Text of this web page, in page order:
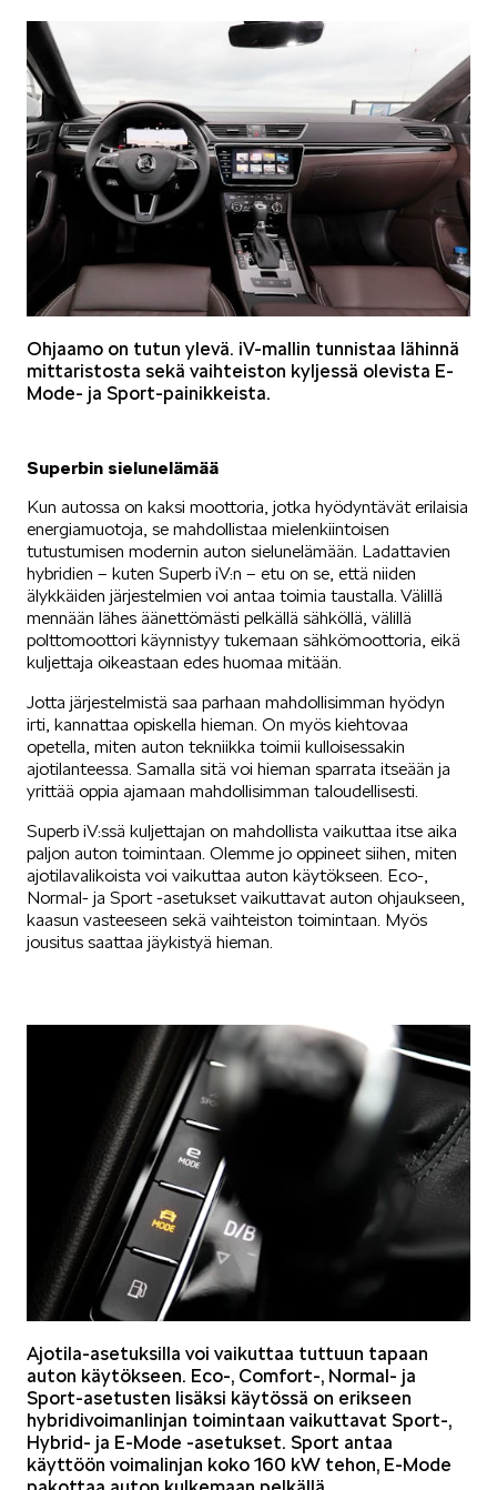
ŠKODA 130 VUOTTA
SPONSOROINTI & YHTEISTYÖ
KLASSIKOT
RALLI
FABIA
OCTAVIA
Ohjaamo on tutun ylevä. iV-mallin tunnistaa lähinnä
mittaristosta sekä vaihteiston kyljessä olevista E-
Mode- ja Sport-painikkeista.
Superbin sielunelämää
Kun autossa on kaksi moottoria, jotka hyödyntävät erilaisia
energiamuotoja, se mahdollistaa mielenkiintoisen
tutustumisen modernin auton sielunelämään. Ladattavien
hybridien – kuten Superb iV:n – etu on se, että niiden
älykkäiden järjestelmien voi antaa toimia taustalla. Välillä
mennään lähes äänettömästi pelkällä sähköllä, välillä
polttomoottori käynnistyy tukemaan sähkömoottoria, eikä
kuljettaja oikeastaan edes huomaa mitään.
Jotta järjestelmistä saa parhaan mahdollisimman hyödyn
irti, kannattaa opiskella hieman. On myös kiehtovaa
opetella, miten auton tekniikka toimii kulloisessakin
ajotilanteessa. Samalla sitä voi hieman sparrata itseään ja
yrittää oppia ajamaan mahdollisimman taloudellisesti.
Superb iV:ssä kuljettajan on mahdollista vaikuttaa itse aika
paljon auton toimintaan. Olemme jo oppineet siihen, miten
ajotilavalikoista voi vaikuttaa auton käytökseen. Eco-,
Normal- ja Sport -asetukset vaikuttavat auton ohjaukseen,
kaasun vasteeseen sekä vaihteiston toimintaan. Myös
jousitus saattaa jäykistyä hieman.
Ajotila-asetuksilla voi vaikuttaa tuttuun tapaan
auton käytökseen. Eco-, Comfort-, Normal- ja
Sport-asetusten lisäksi käytössä on erikseen
hybridivoimanlinjan toimintaan vaikuttavat Sport-,
Hybrid- ja E-Mode -asetukset. Sport antaa
käyttöön voimalinjan koko 160 kW tehon, E-Mode